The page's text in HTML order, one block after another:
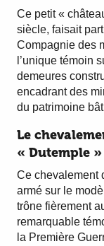
Ce petit «
siècle, faisait
Compagnie des
l’unique témoin
demeures
encadrant des
du patrimoine
Le
« Dutemple »
Ce chevalement
armé sur le
trône fièrement
remarquable
la Première